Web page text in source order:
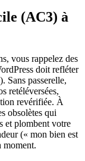
(AC3) à
vous rappelez des
doit refléter
Sans passerelle,
retéléversées,
revérifiée. À
obsolètes qui
et plombent votre
(« mon bien est
moment.